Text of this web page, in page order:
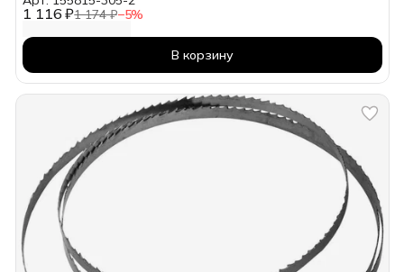
1 116 ₽1 174 ₽−5%
В корзину